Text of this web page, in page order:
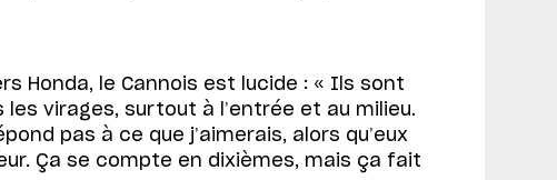
Honda, le Cannois est lucide : « Ils sont
les virages, surtout à l’entrée et au milieu.
pas à ce que j’aimerais, alors qu’eux
Ça se compte en dixièmes, mais ça fait